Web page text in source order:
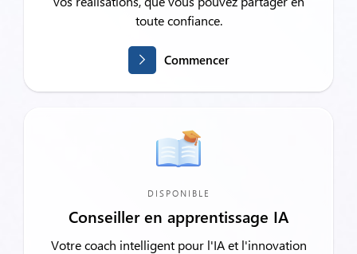
toute confiance.
Commencer
DISPONIBLE
Conseiller en apprentissage IA
Votre coach intelligent pour l'IA et l'innovation